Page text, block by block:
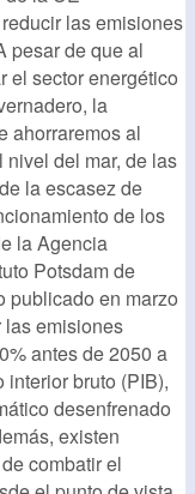
las emisiones
pesar de que al
el sector energético
la
ahorraremos al
del mar, de las
la escasez de
de los
la Agencia
Potsdam de
publicado en marzo
las emisiones
antes de 2050 a
bruto (PIB),
desenfrenado
existen
combatir el